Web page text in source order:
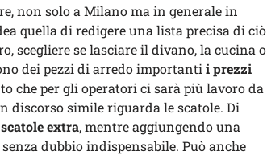
non solo a Milano ma in generale in
quella di redigere una lista precisa di ciò
scegliere se lasciare il divano, la cucina o
dei pezzi di arredo importanti i prezzi
che per gli operatori ci sarà più lavoro da
discorso simile riguarda le scatole. Di
scatole extra, mentre aggiungendo una
dubbio indispensabile. Può anche